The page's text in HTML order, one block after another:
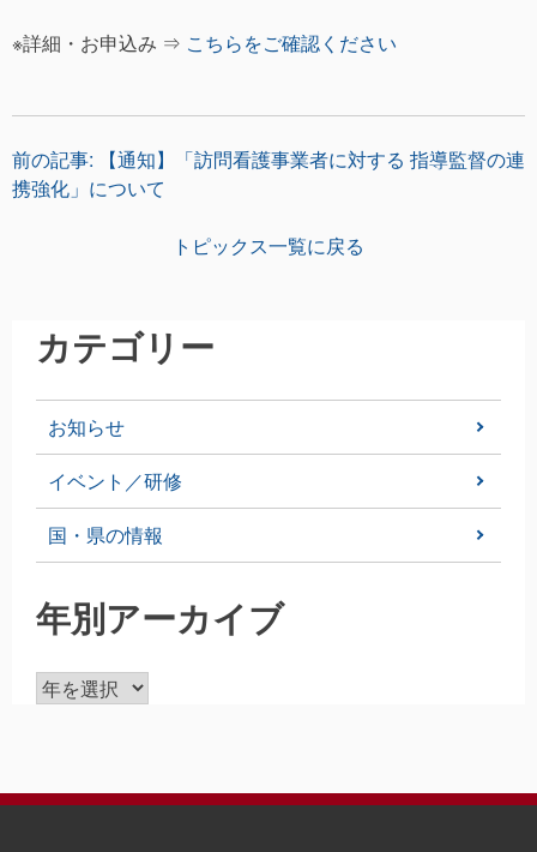
※詳細・お申込み ⇒ こちらをご確認ください
投
ゲ
前の記事:
【通知】「訪問看護事業者に対する 指導監督の連
携強化」について
トピックス一覧に戻る
カテゴリー
お知らせ
イベント／研修
国・県の情報
年別アーカイブ
ア
ー
ブ